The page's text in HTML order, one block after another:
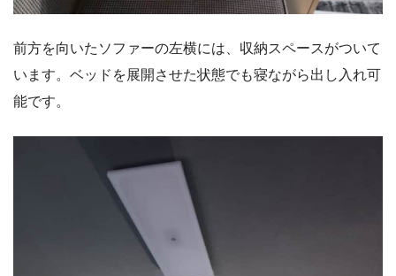
前方を向いたソファーの左横には、収納スペースがついて
います。ベッドを展開させた状態でも寝ながら出し入れ可
能です。